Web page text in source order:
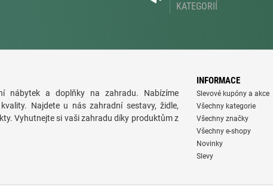
KATEGORIÍ
nábytek a doplňky na zahradu. Nabízíme
Najdete u nás zahradní sestavy, židle,
Vyhutnejte si vaši zahradu díky produktům z
INFORMACE
Slevové kupóny a akce
Všechny kategorie
Všechny značky
Všechny e-shopy
Novinky
Slevy